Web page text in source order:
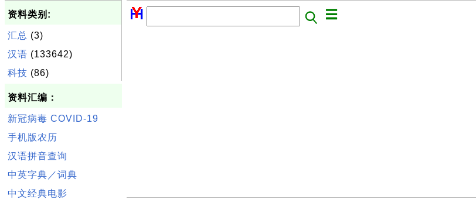
资料类别:
汇总 (3)
汉语 (133642)
科技 (86)
资料汇编：
新冠病毒 COVID-19
手机版农历
汉语拼音查询
中英字典／词典
中文经典电影